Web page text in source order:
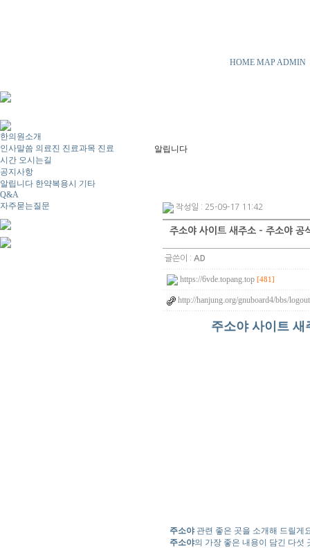
HOME MAPADMIN
한의원소개
인사말씀 의료진 진료과목 진료
시간 오시는길
공지사항
알립니다 한약복용시
기타
Q&A
자주묻는질문
알립니다
작성일 : 25-09-17 11:42
주소야 사이트 새주소 - 주소야 공
글쓴이 : AD
https://6vde.topang.top [481]
http://hanjung.org/gnuboard4/bbs/
주소야 사이트
주소야관련 좋은 곳을 소개해 드릴게
주소야의 가장 좋은 내용이 담긴 다섯